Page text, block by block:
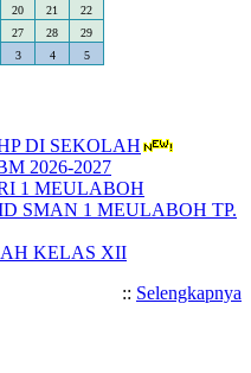
20 21
22
27 28
29
3 4 5
DI SEKOLAH
2026-2027
1 MEULABOH
SMAN 1 MEULABOH TP.
KELAS XII
:: Selengkapnya